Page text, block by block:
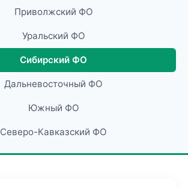
Приволжский ФО
Уральский ФО
Сибирский ФО
Дальневосточный ФО
Южный ФО
Северо-Кавказский ФО